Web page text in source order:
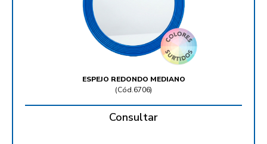
ESPEJO REDONDO MEDIANO
(Cód.6706)
Consultar